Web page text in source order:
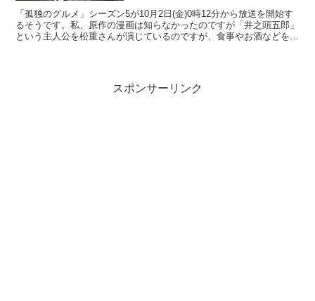
「孤独のグルメ」シーズン5が10月2日(金)0時12分から放送を開始す
るそうです。私、原作の漫画は知らなかったのですが「井之頭五郎」
という主人公を松重さんが演じているのですが、食事やお酒などを食
スポンサーリンク